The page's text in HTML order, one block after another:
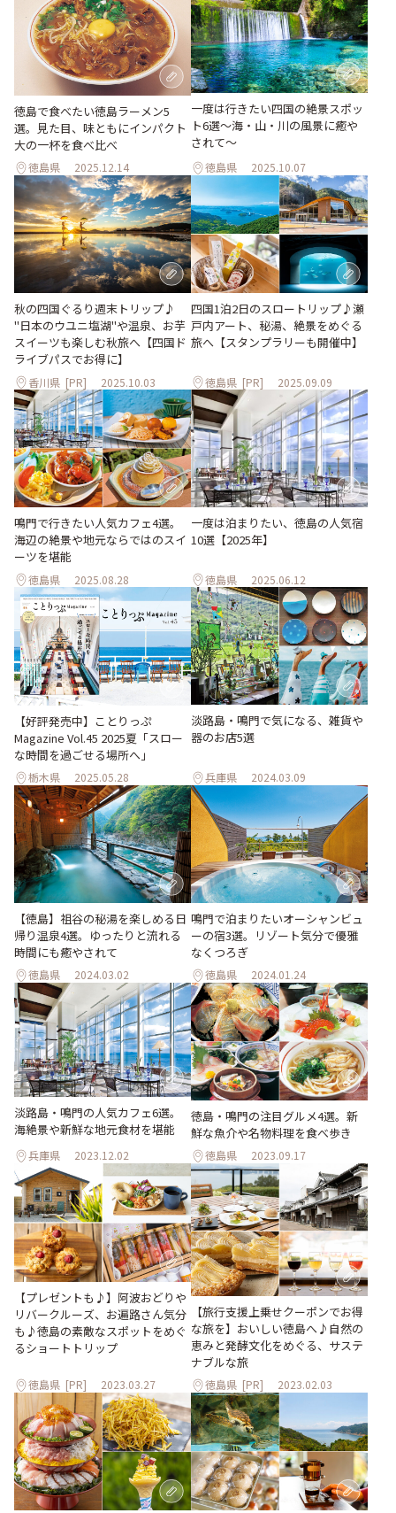
徳島で食べたい徳島ラーメン5
選。見た目、味ともにインパクト
大の一杯を食べ比べ
徳島県 2025.12.14
一度は行きたい四国の絶景スポッ
ト6選〜海・山・川の風景に癒や
されて〜
徳島県 2025.10.07
秋の四国ぐるり週末トリップ♪
"日本のウユニ塩湖"や温泉、お芋
スイーツも楽しむ秋旅へ【四国ド
ライブパスでお得に】
香川県 [PR] 2025.10.03
四国1泊2日のスロートリップ♪瀬
戸内アート、秘湯、絶景をめぐる
旅へ【スタンプラリーも開催中】
徳島県 [PR] 2025.09.09
鳴門で行きたい人気カフェ4選。
海辺の絶景や地元ならではのスイ
ーツを堪能
徳島県 2025.08.28
一度は泊まりたい、徳島の人気宿
10選【2025年】
徳島県 2025.06.12
【好評発売中】ことりっぷ
Magazine Vol.45 2025夏「スロー
な時間を過ごせる場所へ」
栃木県 2025.05.28
淡路島・鳴門で気になる、雑貨や
器のお店5選
兵庫県 2024.03.09
【徳島】祖谷の秘湯を楽しめる日
帰り温泉4選。ゆったりと流れる
時間にも癒やされて
徳島県 2024.03.02
鳴門で泊まりたいオーシャンビュ
ーの宿3選。リゾート気分で優雅
なくつろぎ
徳島県 2024.01.24
淡路島・鳴門の人気カフェ6選。
海絶景や新鮮な地元食材を堪能
兵庫県 2023.12.02
徳島・鳴門の注目グルメ4選。新
鮮な魚介や名物料理を食べ歩き
徳島県 2023.09.17
【プレゼントも♪】阿波おどりや
リバークルーズ、お遍路さん気分
も♪徳島の素敵なスポットをめぐ
るショートトリップ
徳島県 [PR] 2023.03.27
【旅行支援上乗せクーポンでお得
な旅を】おいしい徳島へ♪自然の
恵みと発酵文化をめぐる、サステ
ナブルな旅
徳島県 [PR] 2023.02.03